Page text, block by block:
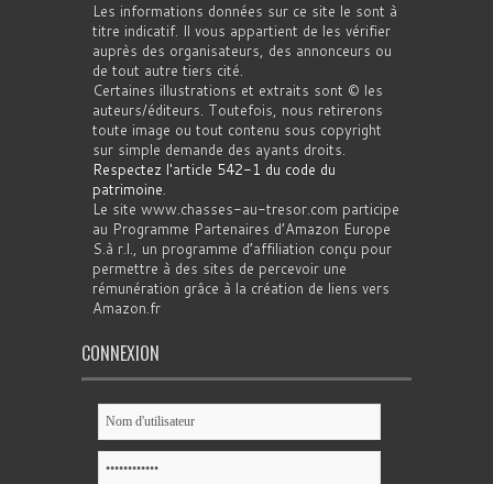
Les informations données sur ce site le sont à
titre indicatif. Il vous appartient de les vérifier
auprès des organisateurs, des annonceurs ou
de tout autre tiers cité.
Certaines illustrations et extraits sont © les
auteurs/éditeurs. Toutefois, nous retirerons
toute image ou tout contenu sous copyright
sur simple demande des ayants droits.
Respectez l'article 542-1 du code du
patrimoine.
Le site www.chasses-au-tresor.com participe
au Programme Partenaires d’Amazon Europe
S.à r.l., un programme d’affiliation conçu pour
permettre à des sites de percevoir une
rémunération grâce à la création de liens vers
Amazon.fr
CONNEXION